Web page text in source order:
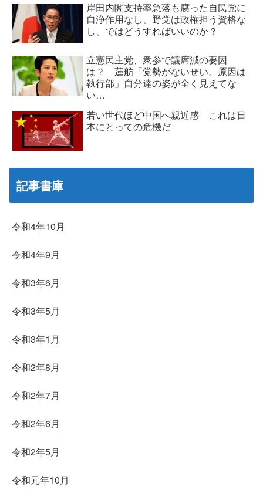
岸田内閣支持率急落も腐った自民党に
自浄作用なし、野党は政権担う資格な
し、ではどうすればいいのか？
立憲民主党、衆参で議席減の要因
は？ 蓮舫「党勢がないせい。原因は
執行部」自分達の姿が全く見えてな
い…
若い世代ほど中国へ親近感 これは日
本にとっての危機だ
記事書庫
令和4年10月
令和4年9月
令和3年6月
令和3年5月
令和3年1月
令和2年8月
令和2年7月
令和2年6月
令和2年5月
令和元年10月